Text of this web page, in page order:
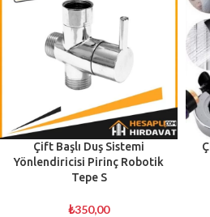
Çift Başlı Duş Sistemi
Yönlendiricisi Pirinç Robotik
Tepe S
₺350,00